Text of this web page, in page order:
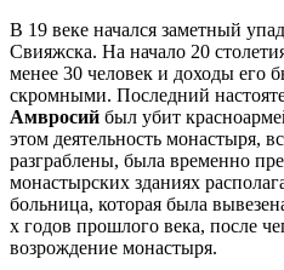
В 19 веке начался заметный
Свияжска. На начало 20
менее 30 человек и доходы его
скромными. Последний
Амвросий был убит
этом деятельность монастыря,
разграблены, была временно
монастырских зданиях
больница, которая была
х годов прошлого века, после
возрождение монастыря.